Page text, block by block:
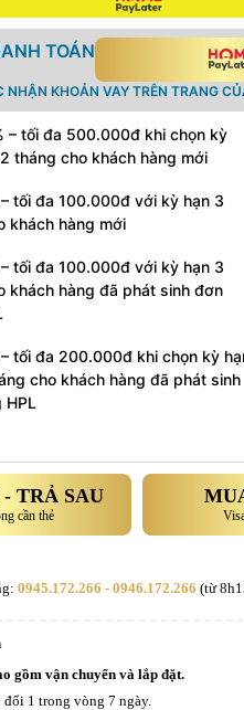
TOÁN
NHẬN KHOẢN VAY TRÊN TRANG
– tối đa 500.000đ khi chọn kỳ
tháng cho khách hàng mới
– tối đa 100.000đ với kỳ hạn 3
khách hàng mới
– tối đa 100.000đ với kỳ hạn 3
khách hàng đã phát sinh đơn
– tối đa 200.000đ khi chọn kỳ
cho khách hàng đã phát sinh
HPL
TRẢ SAU
cần thẻ
0945.172.266 - 0946.172.266 (từ
gồm vận chuyển và lắp đặt.
đổi 1 trong vòng 7 ngày.